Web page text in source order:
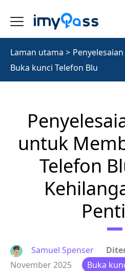
Laman utama > Penyelesaian
Buka kunci Telefon Blu
untuk
Telefon
Samuel Spenser
November 2025
Buka